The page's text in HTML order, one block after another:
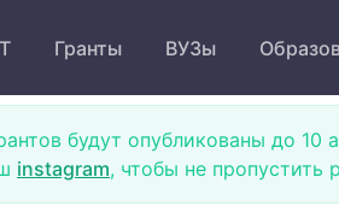
Гранты ВУЗы
будут опубликованы до 10
instagram, чтобы не пропустить